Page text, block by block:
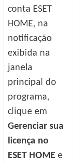
conta ESET
HOME, na
notificação
exibida na
janela
principal do
programa,
clique em
Gerenciar sua
licença no
ESET HOME e